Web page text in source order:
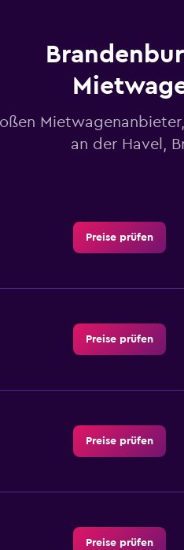
an der Havel,
Preise prüfen
Preise prüfen
Preise prüfen
Preise prüfen